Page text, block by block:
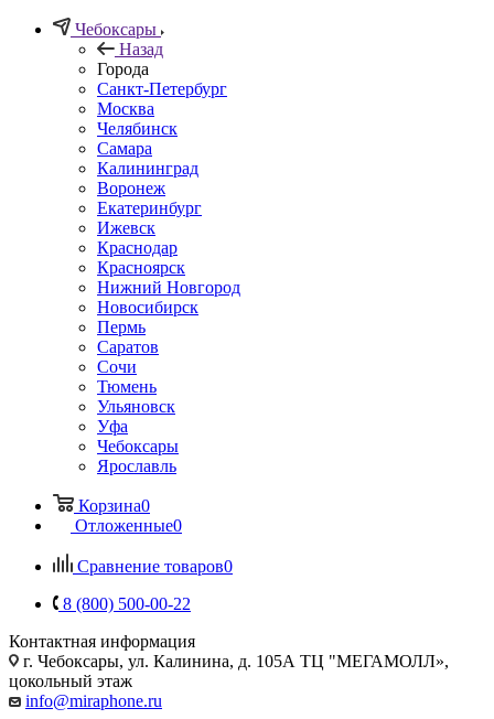
Чебоксары
Назад
Города
Санкт-Петербург
Москва
Челябинск
Самара
Калининград
Воронеж
Екатеринбург
Ижевск
Краснодар
Красноярск
Нижний Новгород
Новосибирск
Пермь
Саратов
Сочи
Тюмень
Ульяновск
Уфа
Чебоксары
Ярославль
Корзина0
Отложенные0
Сравнение товаров0
8 (800) 500-00-22
Контактная информация
г. Чебоксары, ул. Калинина, д. 105А ТЦ "МЕГАМОЛЛ»,
цокольный этаж
info@miraphone.ru